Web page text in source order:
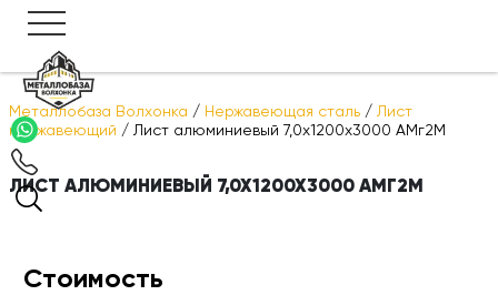
Металлобаза Волхонка / Нержавеющая сталь / Лист
нержавеющий / Лист алюминиевый 7,0х1200х3000 АМг2М
ЛИСТ АЛЮМИНИЕВЫЙ 7,0Х1200Х3000 АМГ2М
Стоимость